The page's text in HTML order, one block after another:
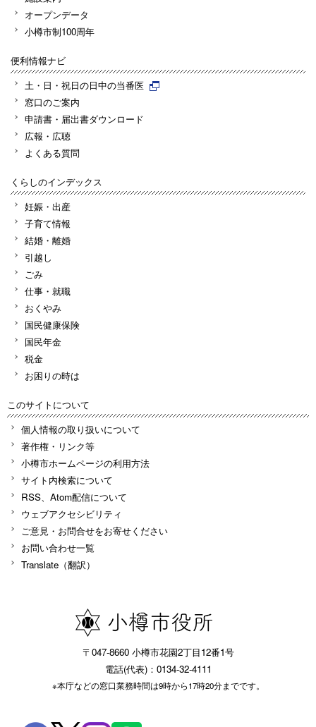
オープンデータ
小樽市制100周年
便利情報ナビ
土・日・祝日の日中の当番医
窓口のご案内
申請書・届出書ダウンロード
広報・広聴
よくある質問
くらしのインデックス
妊娠・出産
子育て情報
結婚・離婚
引越し
ごみ
仕事・就職
おくやみ
国民健康保険
国民年金
税金
お困りの時は
このサイトについて
個人情報の取り扱いについて
著作権・リンク等
小樽市ホームページの利用方法
サイト内検索について
RSS、Atom配信について
ウェブアクセシビリティ
ご意見・お問合せをお寄せください
お問い合わせ一覧
Translate（翻訳）
〒047-8660 小樽市花園2丁目12番1号
電話(代表)：0134-32-4111
※本庁などの窓口業務時間は9時から17時20分までです。